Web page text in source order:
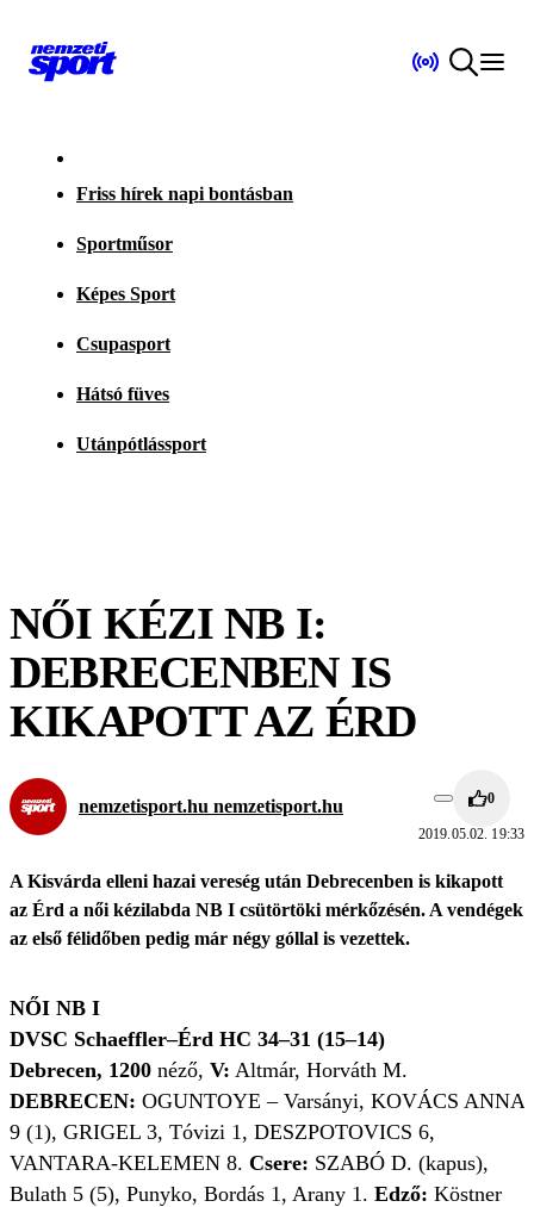
Friss hírek napi bontásban
Sportműsor
Képes Sport
Csupasport
Hátsó füves
Utánpótlássport
NŐI KÉZI NB I:
DEBRECENBEN IS
KIKAPOTT AZ ÉRD
nemzetisport.hu nemzetisport.hu 0
2019.05.02. 19:33
A Kisvárda elleni hazai vereség után Debrecenben is kikapott
az Érd a női kézilabda NB I csütörtöki mérkőzésén. A vendégek
az első félidőben pedig már négy góllal is vezettek.
NŐI NB I
DVSC Schaeffler–Érd HC 34–31 (15–14)
Debrecen, 1200 néző, V: Altmár, Horváth M.
DEBRECEN: OGUNTOYE – Varsányi, KOVÁCS ANNA
9 (1), GRIGEL 3, Tóvizi 1, DESZPOTOVICS 6,
VANTARA-KELEMEN 8. Csere: SZABÓ D. (kapus),
Bulath 5 (5), Punyko, Bordás 1, Arany 1. Edző: Köstner